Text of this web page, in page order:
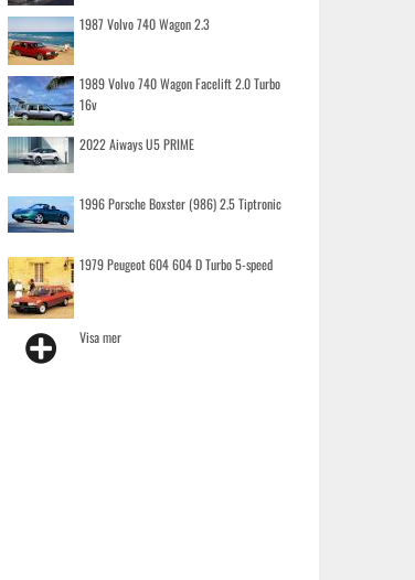
1987 Volvo 740 Wagon 2.3
1989 Volvo 740 Wagon Facelift 2.0 Turbo
16v
2022 Aiways U5 PRIME
1996 Porsche Boxster (986) 2.5 Tiptronic
1979 Peugeot 604 604 D Turbo 5-speed
Visa mer